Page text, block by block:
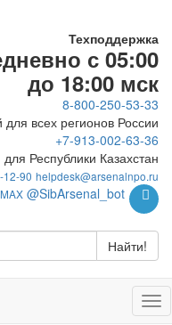
Техподдержка
с 05:00
до 18:00 мск
8-800-250-53-33
всех регионов России
+7-913-002-63-36
для Республики Казахстан
12-90 helpdesk@arsenalnpo.ru
@SibArsenal_bot
Найти!